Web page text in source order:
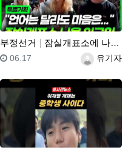
부정선거 잠실개표소에 나온 외국인
등록자유기자
등록일
06.17